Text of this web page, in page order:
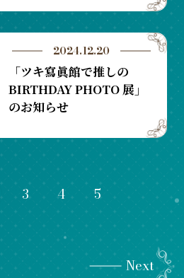
ト！
2024.12.20
「ツキ寫眞館で推しの
BIRTHDAY PHOTO 展」
のお知らせ
3 4 5
Next